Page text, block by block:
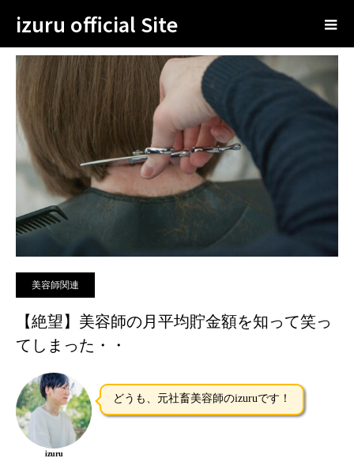
izuru official Site
ブログ 美容師関連 【絶望】美容師の月平均貯金額を知って笑ってしまった・・
美容師関連
【絶望】美容師の月平均貯金額を知って笑っ
てしまった・・
izuru
どうも、元社畜美容師のizuruです！